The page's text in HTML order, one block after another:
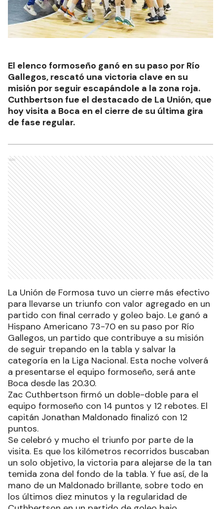
El elenco formoseño ganó en su paso por Río
Gallegos, rescató una victoria clave en su
misión por seguir escapándole a la zona roja.
Cuthbertson fue el destacado de La Unión, que
hoy visita a Boca en el cierre de su última gira
de fase regular.
Ads
La Unión de Formosa tuvo un cierre más efectivo
para llevarse un triunfo con valor agregado en un
partido con final cerrado y goleo bajo. Le ganó a
Hispano Americano 73-70 en su paso por Río
Gallegos, un partido que contribuye a su misión
de seguir trepando en la tabla y salvar la
categoría en la Liga Nacional. Esta noche volverá
a presentarse el equipo formoseño, será ante
Boca desde las 20.30.
Zac Cuthbertson firmó un doble-doble para el
equipo formoseño con 14 puntos y 12 rebotes. El
capitán Jonathan Maldonado finalizó con 12
puntos.
Se celebró y mucho el triunfo por parte de la
visita. Es que los kilómetros recorridos buscaban
un solo objetivo, la victoria para alejarse de la tan
temida zona del fondo de la tabla. Y fue así, de la
mano de un Maldonado brillante, sobre todo en
los últimos diez minutos y la regularidad de